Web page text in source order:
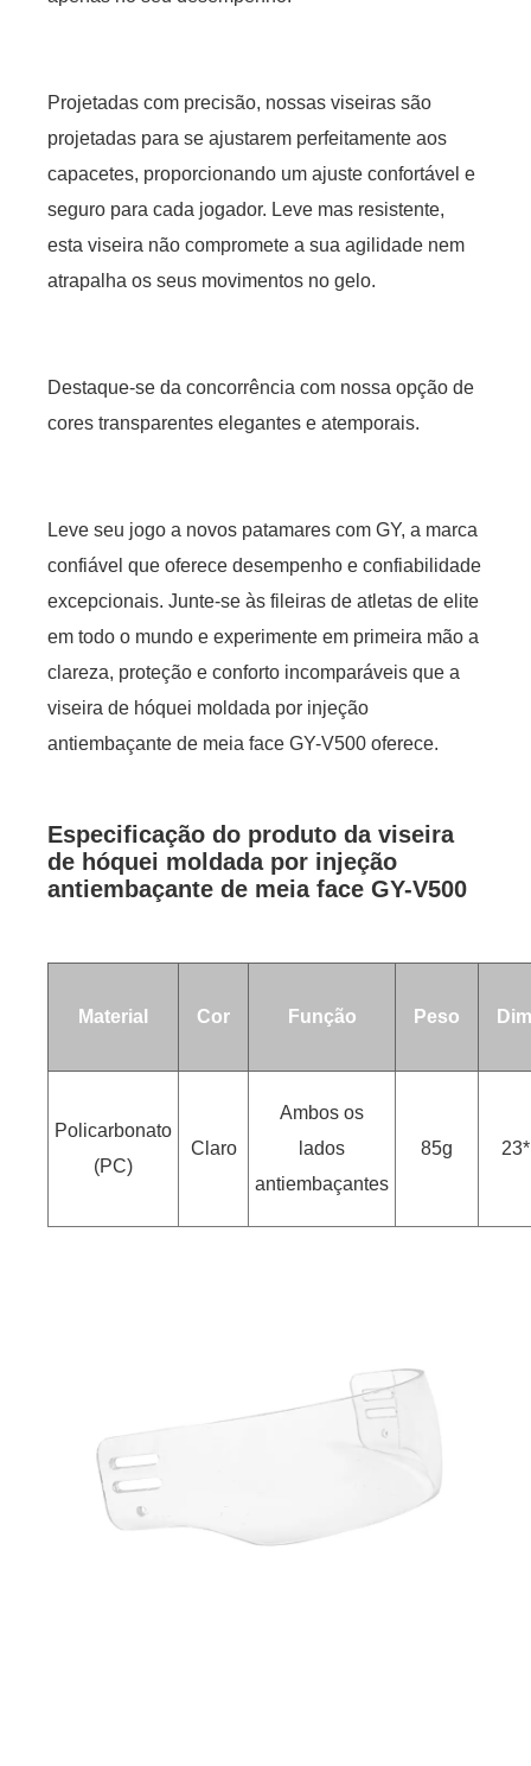
Projetadas com precisão, nossas viseiras são
projetadas para se ajustarem perfeitamente aos
capacetes, proporcionando um ajuste confortável e
seguro para cada jogador. Leve mas resistente,
esta viseira não compromete a sua agilidade nem
atrapalha os seus movimentos no gelo.
Destaque-se da concorrência com nossa opção de
cores transparentes elegantes e atemporais.
Leve seu jogo a novos patamares com GY, a marca
confiável que oferece desempenho e confiabilidade
excepcionais. Junte-se às fileiras de atletas de elite
em todo o mundo e experimente em primeira mão a
clareza, proteção e conforto incomparáveis ​​que a
viseira de hóquei moldada por injeção
antiembaçante de meia face GY-V500 oferece.
Especificação do produto da viseira
de hóquei moldada por injeção
antiembaçante de meia face GY-V500
Material Cor Função Peso
Policarbonato
(PC)
Claro
Ambos os
lados
antiembaçantes
85g